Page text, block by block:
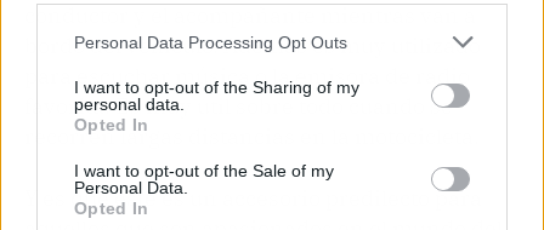
Personal Data Processing Opt Outs
I want to opt-out of the Sharing of my
personal data.
Opted In
I want to opt-out of the Sale of my
Personal Data.
Opted In
bordo del vehículo. Además es muy utilizado
para escuchar música o la emisora de radio
favorita. Es muy útil sobre todo cuando se
recorren largas distancias en la motocicleta.
Y es que este es un accesorio predilecto para